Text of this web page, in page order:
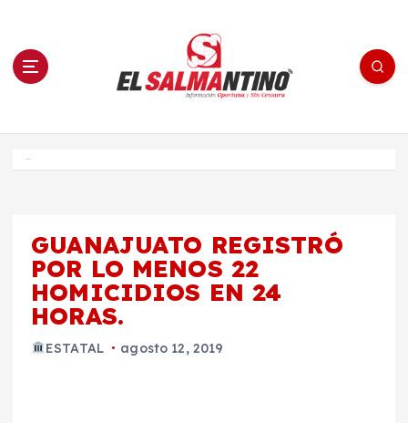
n El Salmantino - medios/noticias/editorial
GUANAJUATO REGISTRÓ
POR LO MENOS 22
HOMICIDIOS EN 24
HORAS.
ESTATAL agosto 12, 2019